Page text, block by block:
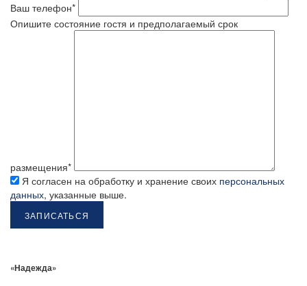
Ваш телефон*
Опишите состояние гостя и предполагаемый срок
размещения*
Я согласен на обработку и хранение своих персональных
данных, указанные выше.
«Надежда»